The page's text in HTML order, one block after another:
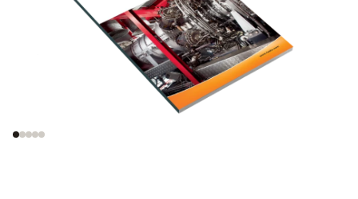
Analiza emisiilor de
gaze de exhaustare
Creșterea eficienței
sistemelor de
turbine cu gaz